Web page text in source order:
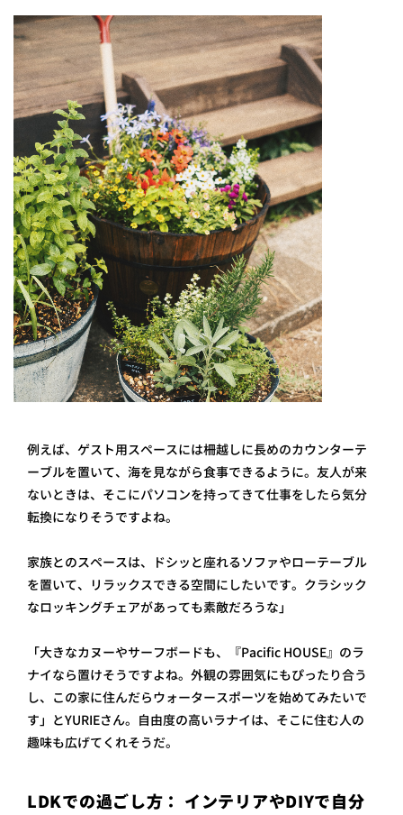
例えば、ゲスト用スペースには柵越しに長めのカウンターテ
ーブルを置いて、海を見ながら食事できるように。友人が来
ないときは、そこにパソコンを持ってきて仕事をしたら気分
転換になりそうですよね。
家族とのスペースは、ドシッと座れるソファやローテーブル
を置いて、リラックスできる空間にしたいです。クラシック
なロッキングチェアがあっても素敵だろうな」
「大きなカヌーやサーフボードも、『Pacific HOUSE』のラ
ナイなら置けそうですよね。外観の雰囲気にもぴったり合う
し、この家に住んだらウォータースポーツを始めてみたいで
す」とYURIEさん。自由度の高いラナイは、そこに住む人の
趣味も広げてくれそうだ。
LDKでの過ごし方： インテリアやDIYで自分